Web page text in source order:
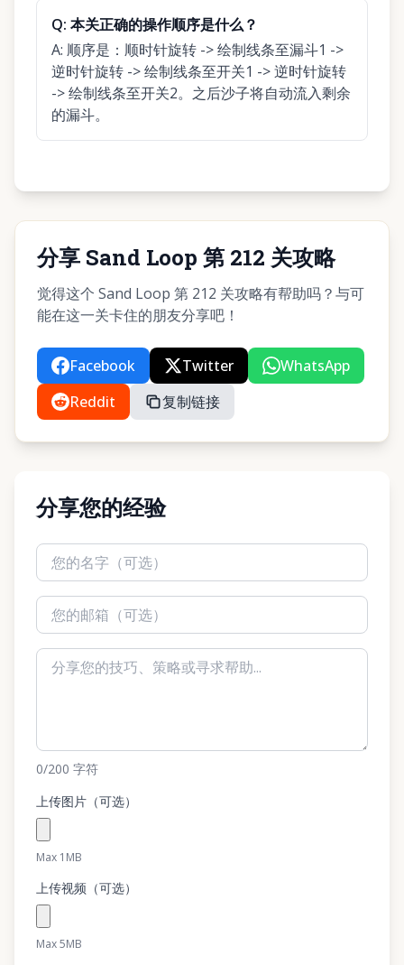
Q: 本关正确的操作顺序是什么？
A: 顺序是：顺时针旋转 -> 绘制线条至漏斗1 ->
逆时针旋转 -> 绘制线条至开关1 -> 逆时针旋转
-> 绘制线条至开关2。之后沙子将自动流入剩余
的漏斗。
分享 Sand Loop 第 212 关攻略
觉得这个 Sand Loop 第 212 关攻略有帮助吗？与可
能在这一关卡住的朋友分享吧！
Facebook Twitter
WhatsApp
Reddit
复制链接
分享您的经验
0/200 字符
上传图片（可选）
Max 1MB
上传视频（可选）
Max 5MB